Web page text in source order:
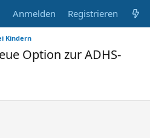
Anmelden Registrieren
Kindern
Option zur ADHS-